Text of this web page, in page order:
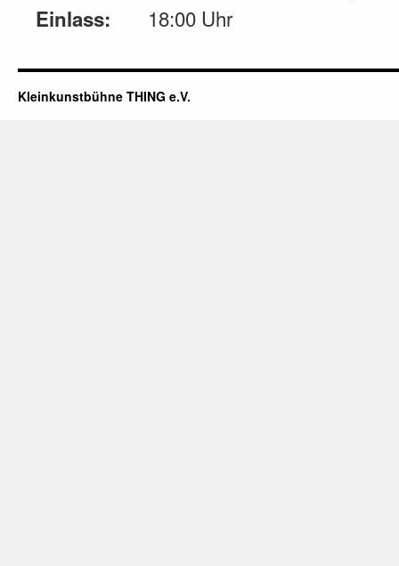
Einlass: 18:00 Uhr
Kleinkunstbühne THING e.V.